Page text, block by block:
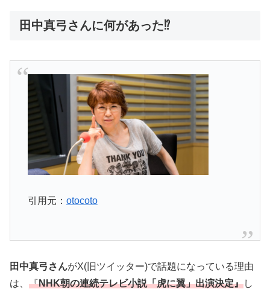
田中真弓さんに何があった⁉
引用元： otocoto
田中真弓さんがX(旧ツイッター)で話題になっている理由
は、 『NHK朝の連続テレビ小説「虎に翼」出演決定』し